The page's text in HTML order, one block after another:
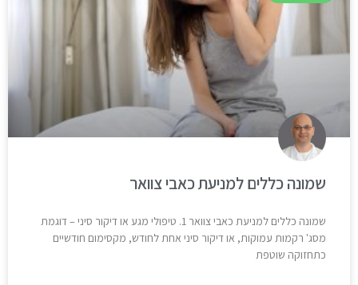
שמונה כללים למניעת כאבי צוואר
שמונה כללים למניעת כאבי צוואר 1. טיפולי מגע או דיקור סיני – דוגמת
מסג' רקמות עמוקות, או דיקור סיני אחת לחודש, מקסימום חודשיים
כתחזוקה שוטפת